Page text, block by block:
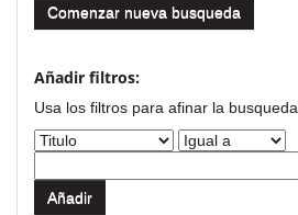
Comenzar nueva busqueda
Añadir filtros:
Usa los filtros para afinar la busqueda.